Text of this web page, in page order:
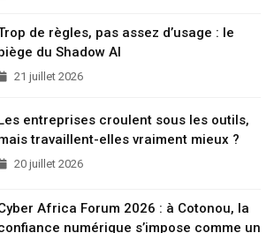
de règles, pas assez d’usage : le
du Shadow AI
21 juillet 2026
entreprises croulent sous les outils,
travaillent-elles vraiment mieux ?
20 juillet 2026
Africa Forum 2026 : à Cotonou, la
numérique s’impose comme un